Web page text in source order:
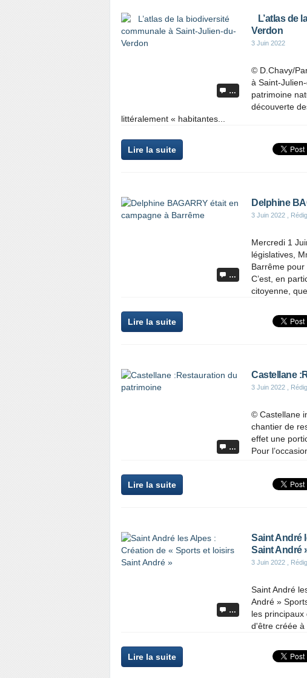
…
L’atlas de
Verdon
3 Juin 2022
© D.Chavy/
à Saint-
patrimoine
découverte
littéralement « habitantes...
Lire la suite
…
Delphine
3 Juin 2022 ,
Mercredi 1
législatives,
Barrême pour
C’est, en
citoyenne,
Lire la suite
…
Castellane
3 Juin 2022 ,
© Castellane
chantier de
effet une
Pour
Lire la suite
…
Saint André
Saint André
3 Juin 2022 ,
Saint André
André »
les
d'être créée à
Lire la suite